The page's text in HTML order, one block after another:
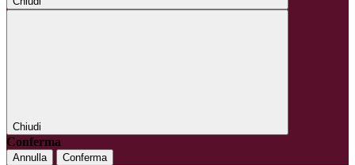
Chiudi
Conferma
Annulla Conferma